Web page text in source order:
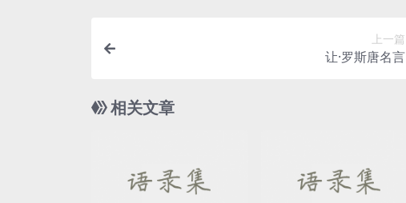
上一篇
让·罗斯唐名言
相关文章